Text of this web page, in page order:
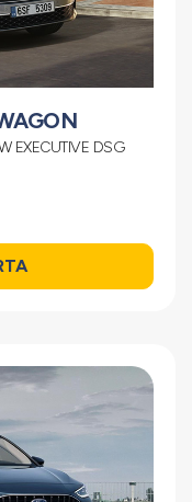
EXECUTIVE DSG